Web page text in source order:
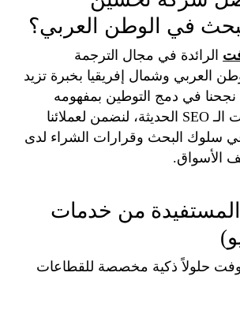
في الوطن العربي؟
الرائدة في مجال الترجمة
العربي وشمال إفريقيا بخبرة تزيد
لقد نجحنا في دمج التوطين بمفهومه
الشامل مع تقنيات الـ SEO الحديثة، لنضمن لعملائنا
سلوك البحث وقرارات الشراء لدى
الأسواق.
المستفيدة من خدمات
حلولاً ذكية مخصصة للقطاعات